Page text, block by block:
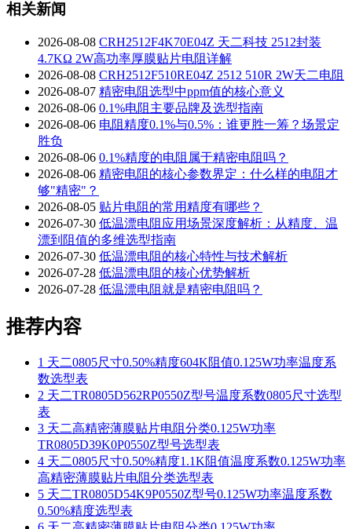
相关新闻
2026-08-08 CRH2512F4K70E04Z 天二科技 2512封装
4.7KΩ 2W高功率厚膜贴片电阻详解
2026-08-08 CRH2512F510RE04Z 2512 510R 2W天二电阻
2026-08-07 精密电阻选型中ppm值的核心意义
2026-08-06 0.1%电阻主要品牌及选型指南
2026-08-06 电阻精度0.1%与0.5%：谁更胜一筹？场景定
胜负
2026-08-06 0.1%精度的电阻属于精密电阻吗？
2026-08-06 精密电阻的核心参数界定：什么样的电阻才
够"精密"？
2026-08-05 贴片电阻的常用精度有哪些？
2026-07-30 低温漂电阻应用场景深度解析：从精度、温
漂到阻值的多维选型指南
2026-07-30 低温漂电阻的核心特性与技术解析
2026-07-28 低温漂电阻的核心优势解析
2026-07-28 低温漂电阻就是精密电阻吗？
推荐内容
1 天二0805尺寸0.50%精度604K阻值0.125W功率温度系
数选型表
2 天二TR0805D562RP0550Z型号温度系数0805尺寸选型
表
3 天二高精密薄膜贴片电阻分类0.125W功率
TR0805D39K0P0550Z型号选型表
4 天二0805尺寸0.50%精度1.1K阻值温度系数0.125W功率
高精密薄膜贴片电阻分类选型表
5 天二TR0805D54K9P0550Z型号0.125W功率温度系数
0.50%精度选型表